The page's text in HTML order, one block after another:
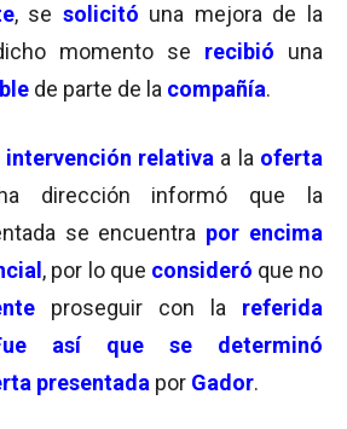
, se solicitó una mejora de la
momento se recibió
una
de parte de la compañía.
intervención relativa a la oferta
dirección informó que la
se encuentra por encima
, por lo que consideró que no
proseguir con la referida
así que se determinó
presentada por Gador.